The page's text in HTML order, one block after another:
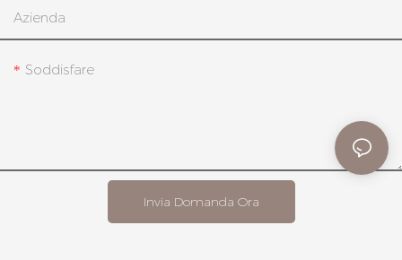
Azienda
Soddisfare
Invia Domanda Ora